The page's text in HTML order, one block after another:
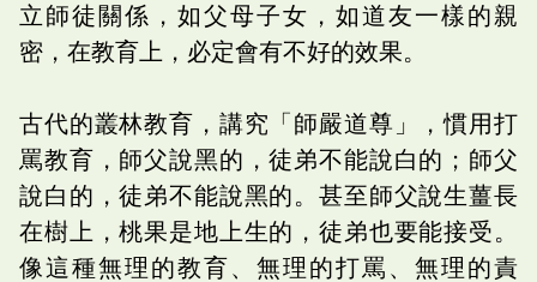
立師徒關係，如父母子女，如道友一樣的親
密，在教育上，必定會有不好的效果。
古代的叢林教育，講究「師嚴道尊」，慣用打
罵教育，師父說黑的，徒弟不能說白的；師父
說白的，徒弟不能說黑的。甚至師父說生薑長
在樹上，桃果是地上生的，徒弟也要能接受。
像這種無理的教育、無理的打罵、無理的責